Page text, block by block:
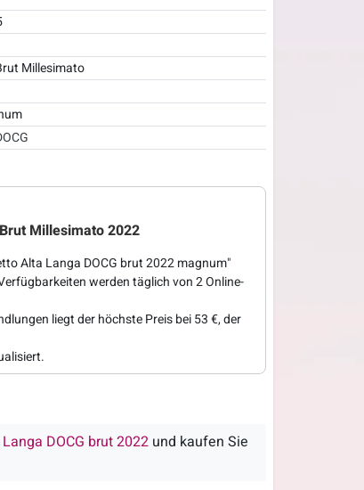
Millesimato
Millesimato 2022
Alta Langa DOCG brut 2022 magnum"
werden täglich von 2 Online-
liegt der höchste Preis bei 53 €, der
DOCG brut 2022 und kaufen Sie